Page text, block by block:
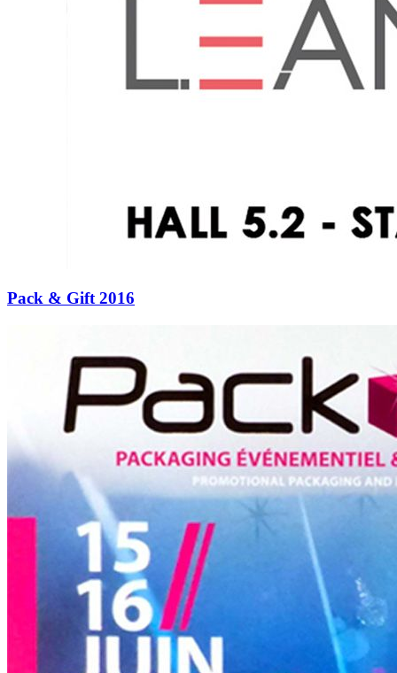
Pack & Gift 2016